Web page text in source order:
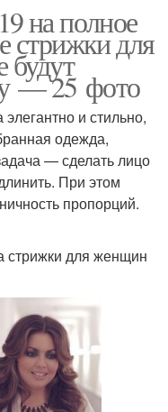
Стрижка с челкой
Стрижки с косой
Стрижка с рваной
Стрижка с короткой
косой
на полное
стрижки для
будут
— 25 фото
и стильно,
одежда,
— сделать лицо
При этом
пропорций.
для женщин